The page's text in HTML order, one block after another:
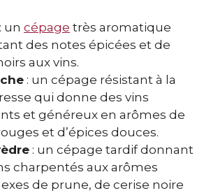
: un cépage très aromatique
des notes épicées et de
aux vins.
: un cépage résistant à la
qui donne des vins
et généreux en arômes de
et d’épices douces.
: un cépage tardif donnant
charpentés aux arômes
de prune, de cerise noire